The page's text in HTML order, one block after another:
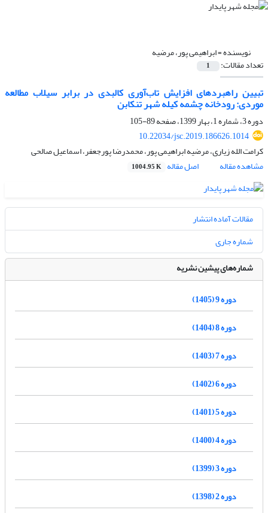
نویسنده =ابراهیمی پور، مرضیه
تعداد مقالات: 1
تبیین راهبردهای افزایش تاب‌آوری کالبدی در برابر سیلاب مطالعه
موردی: رودخانه چشمه کیله شهر تنکابن
دوره 3، شماره 1، بهار 1399، صفحه
89-105
10.22034/jsc.2019.186626.1014
کرامت الله زیاری، مرضیه ابراهیمی پور، محمدرضا پورجعفر، اسماعیل صالحی
مشاهده مقاله
اصل مقاله 1004.95 K
مقالات آماده انتشار
شماره جاری
شماره‌های پیشین نشریه
دوره 9 (1405)
دوره 8 (1404)
دوره 7 (1403)
دوره 6 (1402)
دوره 5 (1401)
دوره 4 (1400)
دوره 3 (1399)
دوره 2 (1398)